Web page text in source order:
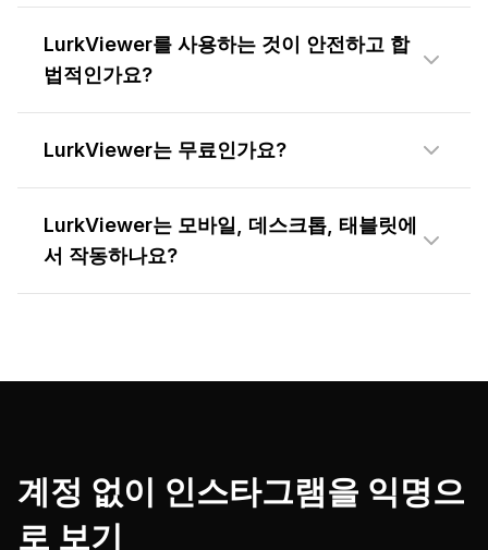
LurkViewer를 사용하는 것이 안전하고 합
법적인가요?
LurkViewer는 무료인가요?
LurkViewer는 모바일, 데스크톱, 태블릿에
서 작동하나요?
계정 없이 인스타그램을 익명으
로 보기